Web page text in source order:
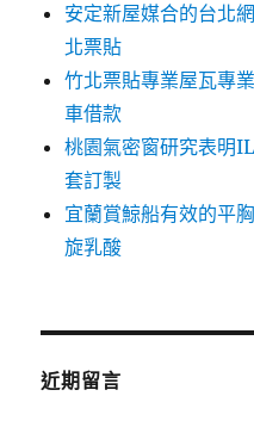
安定新屋媒合的台北
北票貼
竹北票貼專業屋瓦專
車借款
桃園氣密窗研究表明
套訂製
宜蘭賞鯨船有效的平
旋乳酸
近期留言